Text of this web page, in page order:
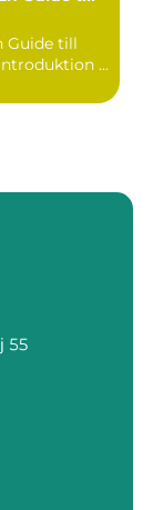
Strålande Hud Introduktion ...